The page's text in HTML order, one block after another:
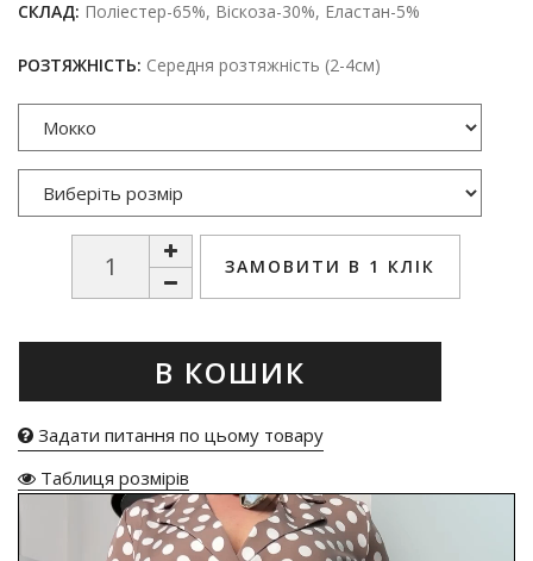
СКЛАД: Поліестер-65%, Віскоза-30%, Еластан-5%
РОЗТЯЖНІСТЬ: Середня розтяжність (2-4см)
ЗАМОВИТИ В 1 КЛІК
В КОШИК
Задати питання по цьому товару
Таблиця розмірів